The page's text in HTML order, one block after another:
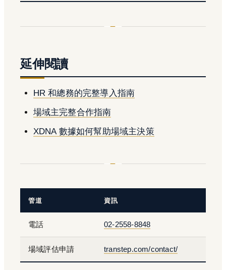
延伸閱讀
HR 和總務的完整導入指南
場域主完整合作指南
XDNA 數據如何幫助場域主決策
管道 資訊
電話 02-2558-8848
場域評估申請 transtep.com/contact/